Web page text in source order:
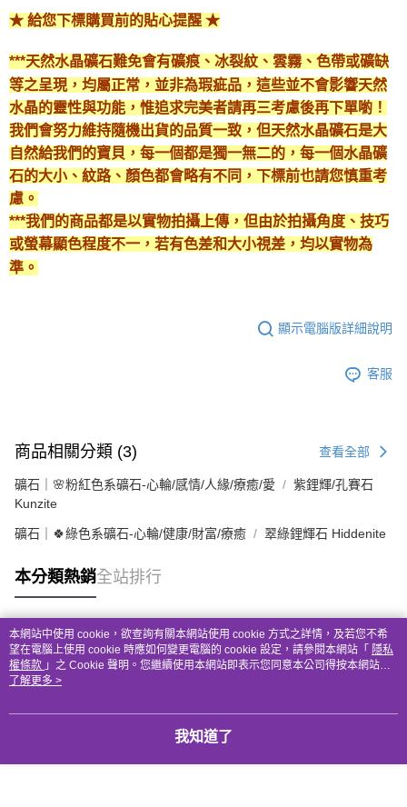
付款後門市自取
★ 給您下標購買前的貼心提醒 ★
***天然水晶礦石難免會有礦痕、冰裂紋、雲霧、色帶或礦缺
等之呈現，均屬正常，並非為瑕疵品，這些並不會影響天然
水晶的靈性與功能，惟追求完美者請再三考慮後再下單喲！
我們會努力維持隨機出貨的品質一致，但天然水晶礦石是大
自然給我們的寶貝，每一個都是獨一無二的，每一個水晶礦
石的大小、紋路、顏色都會略有不同，下標前也請您慎重考
慮。
***我們的商品都是以實物拍攝上傳，但由於拍攝角度、技巧
或螢幕顯色程度不一，若有色差和大小視差，均以實物為
準。
顯示電腦版詳細說明
客服
商品相關分類 (3) 查看全部
礦石｜🌸粉紅色系礦石-心輪/感情/人緣/療癒/愛
紫鋰輝/孔賽石
Kunzite
礦石｜🍀綠色系礦石-心輪/健康/財富/療癒 翠綠鋰輝石 Hiddenite
本分類熱銷全站排行
熱門標籤
本網站中使用 cookie，欲查詢有關本網站使用 cookie 方式之詳情，及若您不希
望在電腦上使用 cookie 時應如何變更電腦的 cookie 設定，請參閱本網站「 隱私
權條款 」之 Cookie 聲明。您繼續使用本網站即表示您同意本公司得按本網站使
用條款之 Cookie 聲明使用 cookie。
了解更多 >
我知道了